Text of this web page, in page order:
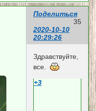
Поделиться
35
2020-10-10
20:29:26
Здравствуйте,
все.
+3